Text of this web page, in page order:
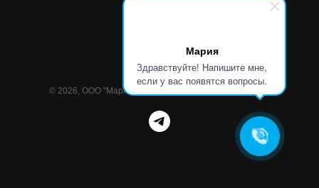
Мария
Здравствуйте! Напишите мне,
если у вас появятся вопросы.
© 2026, ООО "Маркировка стор". Все права защищены